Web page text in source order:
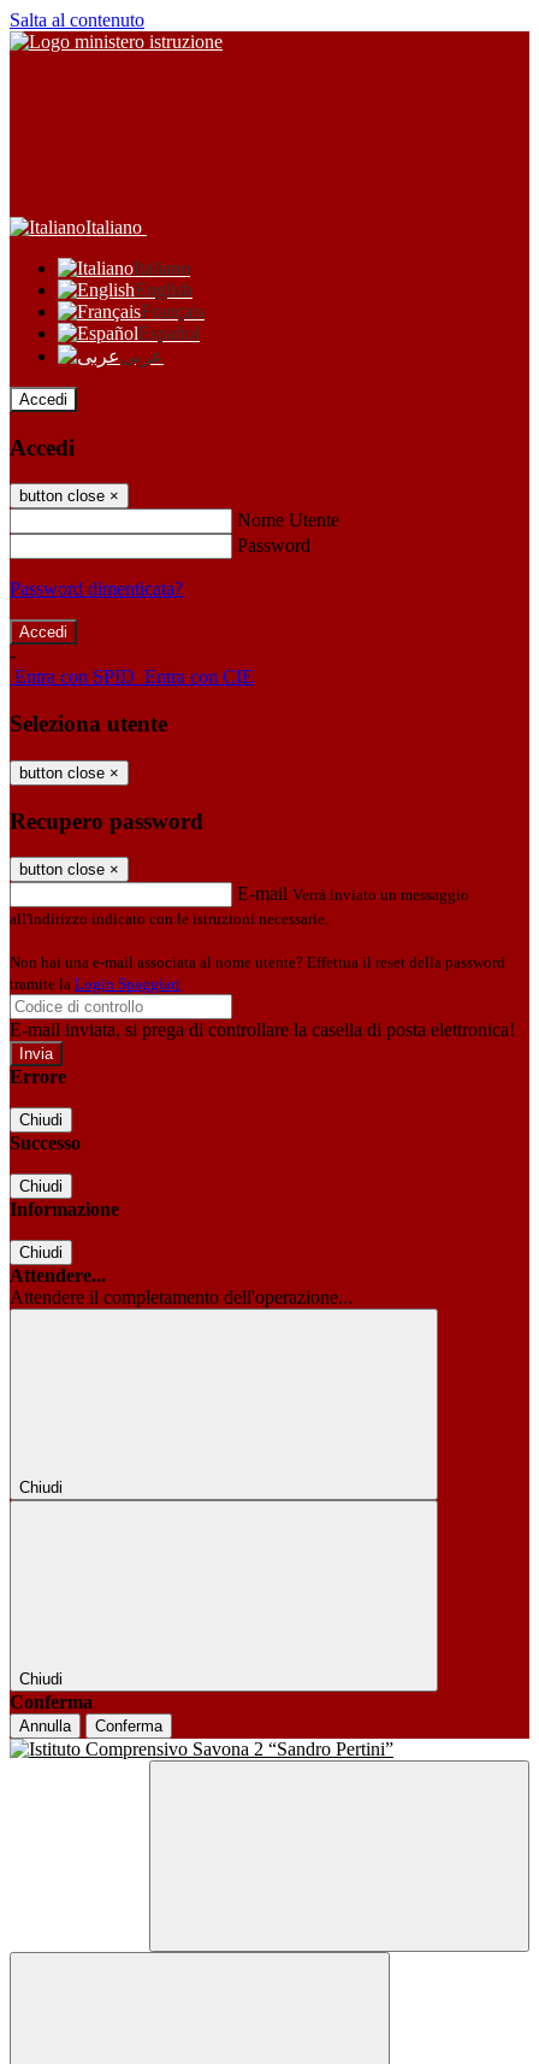
Salta al contenuto
Italiano
Italiano
English
Français
Español
عربى
Accedi
Accedi
button close ×
Nome Utente
Password
Password dimenticata?
-
Entra con SPID Entra con CIE
Seleziona utente
button close ×
Recupero password
button close ×
E-mail Verrà inviato un messaggio
all'indirizzo indicato con le istruzioni necessarie.
Non hai una e-mail associata al nome utente? Effettua il reset della password
tramite la Login Spaggiari
E-mail inviata, si prega di controllare la casella di posta elettronica!
Errore
Chiudi
Successo
Chiudi
Informazione
Chiudi
Attendere...
Attendere il completamento dell'operazione...
Chiudi
Chiudi
Conferma
Annulla Conferma